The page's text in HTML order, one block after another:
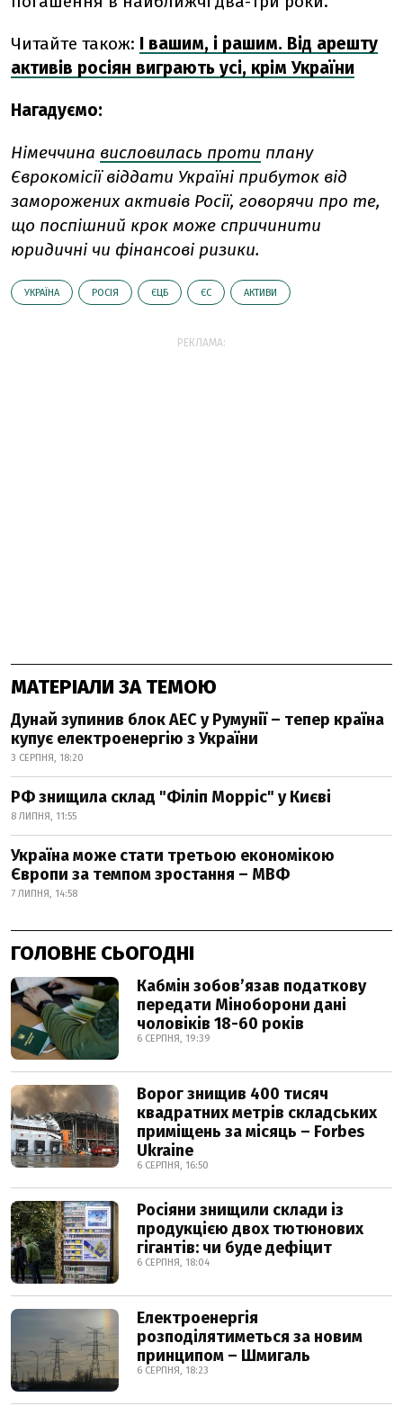
Читайте також: І вашим, і рашим. Від арешту
активів росіян виграють усі, крім України
Нагадуємо:
Німеччина висловилась проти плану
Єврокомісії віддати Україні прибуток від
заморожених активів Росії, говорячи про те,
що поспішний крок може спричинити
юридичні чи фінансові ризики.
УКРАЇНА РОСІЯ ЄЦБ ЄС АКТИВИ
РЕКЛАМА:
МАТЕРІАЛИ ЗА ТЕМОЮ
Дунай зупинив блок АЕС у Румунії – тепер країна
купує електроенергію з України
3 СЕРПНЯ, 18:20
РФ знищила склад "Філіп Морріс" у Києві
8 ЛИПНЯ, 11:55
Україна може стати третьою економікою
Європи за темпом зростання – МВФ
7 ЛИПНЯ, 14:58
ГОЛОВНЕ СЬОГОДНІ
Кабмін зобовʼязав податкову
передати Міноборони дані
чоловіків 18-60 років
6 СЕРПНЯ, 19:39
Ворог знищив 400 тисяч
квадратних метрів складських
приміщень за місяць – Forbes
Ukraine
6 СЕРПНЯ, 16:50
Росіяни знищили склади із
продукцією двох тютюнових
гігантів: чи буде дефіцит
6 СЕРПНЯ, 18:04
Електроенергія
розподілятиметься за новим
принципом – Шмигаль
6 СЕРПНЯ, 18:23